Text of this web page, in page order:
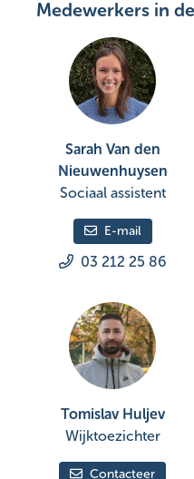
Medewerkers in
Sarah Van den
Nieuwenhuysen
Sociaal assistent
E-mail
03 212 25 86
Tomislav Huljev
Wijktoezichter
Contacteer